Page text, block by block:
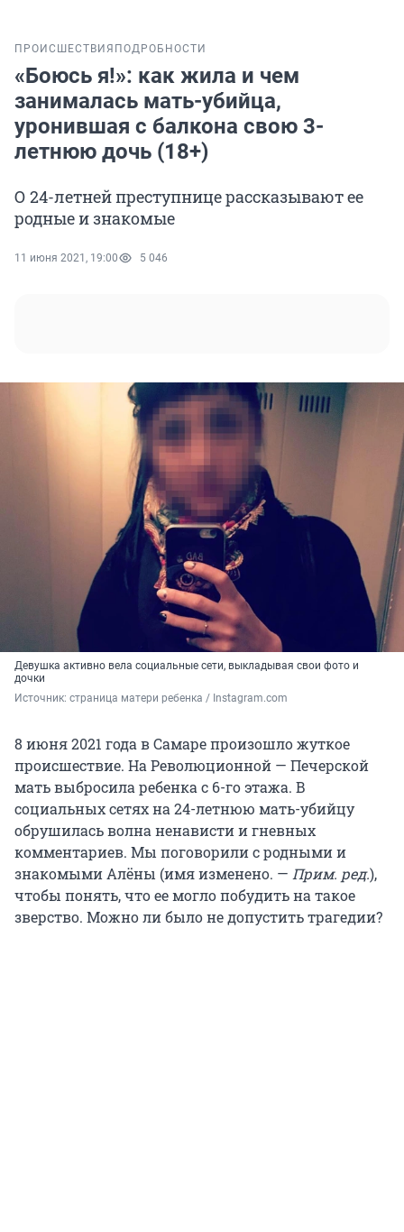
ПРОИСШЕСТВИЯ ПОДРОБНОСТИ
«Боюсь я!»: как жила и чем
занималась мать-убийца,
уронившая с балкона свою 3-
летнюю дочь (18+)
О 24-летней преступнице рассказывают ее
родные и знакомые
11 июня 2021, 19:00 5 046
Девушка активно вела социальные сети, выкладывая свои фото и
дочки
Источник: страница матери ребенка / Instagram.com
8 июня 2021 года в Самаре произошло жуткое
происшествие. На Революционной — Печерской
мать выбросила ребенка с 6-го этажа. В
социальных сетях на 24-летнюю мать-убийцу
обрушилась волна ненависти и гневных
комментариев. Мы поговорили с родными и
знакомыми Алёны (имя изменено. — Прим. ред.),
чтобы понять, что ее могло побудить на такое
зверство. Можно ли было не допустить трагедии?